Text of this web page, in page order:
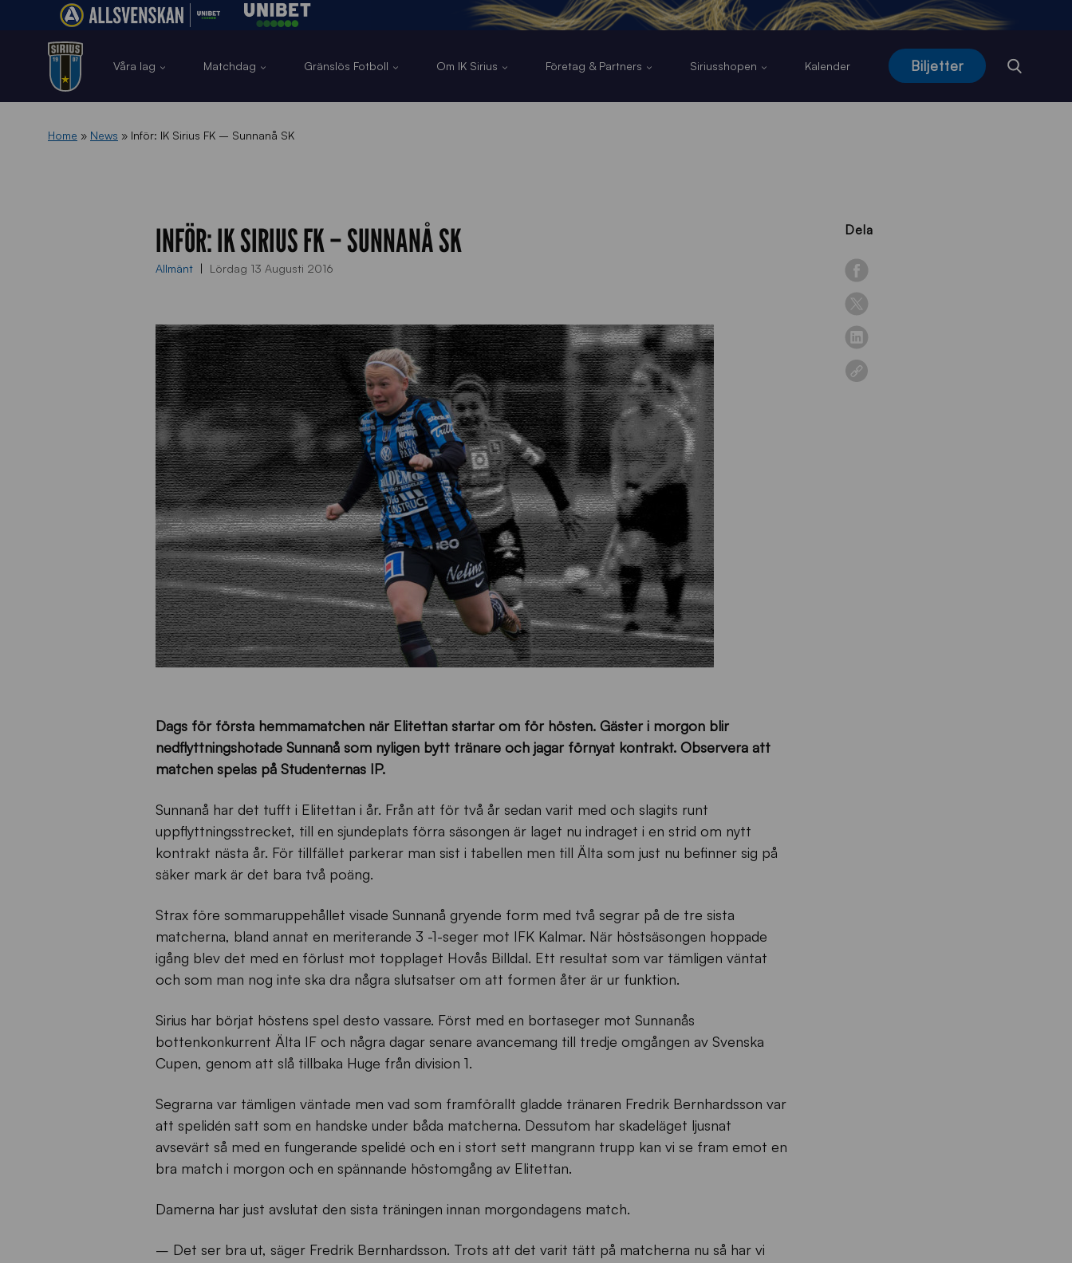
Våra lag Matchdag Gränslös Fotboll Om IK Sirius Företag & Partners Siriusshopen Kalender Biljetter
Home » News » Inför: IK Sirius FK – Sunnanå SK
Dela
INFÖR: IK SIRIUS FK – SUNNANÅ SK
Allmänt Lördag 13 Augusti 2016
Dags för första hemmamatchen när Elitettan startar om för hösten. Gäster i morgon blir
nedflyttningshotade Sunnanå som nyligen bytt tränare och jagar förnyat kontrakt. Observera att
matchen spelas på Studenternas IP.
Sunnanå har det tufft i Elitettan i år. Från att för två år sedan varit med och slagits runt
uppflyttningsstrecket, till en sjundeplats förra säsongen är laget nu indraget i en strid om nytt
kontrakt nästa år. För tillfället parkerar man sist i tabellen men till Älta som just nu befinner sig på
säker mark är det bara två poäng.
Strax före sommaruppehållet visade Sunnanå gryende form med två segrar på de tre sista
matcherna, bland annat en meriterande 3 -1-seger mot IFK Kalmar. När höstsäsongen hoppade
igång blev det med en förlust mot topplaget Hovås Billdal. Ett resultat som var tämligen väntat
och som man nog inte ska dra några slutsatser om att formen åter är ur funktion.
Sirius har börjat höstens spel desto vassare. Först med en bortaseger mot Sunnanås
bottenkonkurrent Älta IF och några dagar senare avancemang till tredje omgången av Svenska
Cupen, genom att slå tillbaka Huge från division 1.
Segrarna var tämligen väntade men vad som framförallt gladde tränaren Fredrik Bernhardsson var
att spelidén satt som en handske under båda matcherna. Dessutom har skadeläget ljusnat
avsevärt så med en fungerande spelidé och en i stort sett mangrann trupp kan vi se fram emot en
bra match i morgon och en spännande höstomgång av Elitettan.
Damerna har just avslutat den sista träningen innan morgondagens match.
– Det ser bra ut, säger Fredrik Bernhardsson. Trots att det varit tätt på matcherna nu så har vi